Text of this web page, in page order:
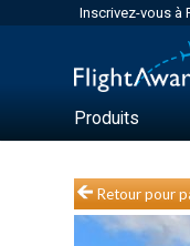
Inscrivez-vous à
Produits
Retour pour